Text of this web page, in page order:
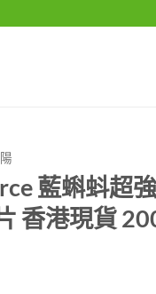
藍蝌蚪超
香港現貨